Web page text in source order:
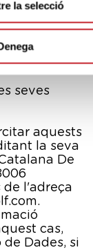
la selecció
i a
seves
aquests
la seva
De
de l'adreça
cas,
Dades, si